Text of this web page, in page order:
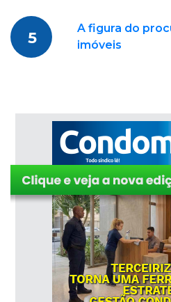
5
A figura do
imóveis